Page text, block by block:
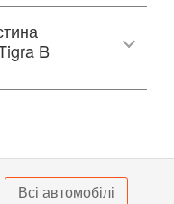
B
Всі автомобілі